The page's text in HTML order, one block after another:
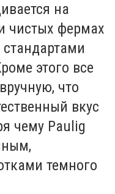
на
чистых фермах
стандартами
этого все
что
вкус
чему Paulig
темного